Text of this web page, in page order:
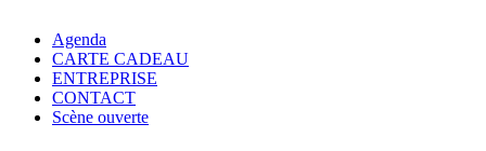
Agenda
CARTE CADEAU
ENTREPRISE
CONTACT
Scène ouverte